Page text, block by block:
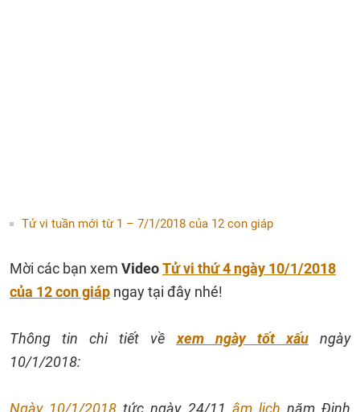
Tử vi tuần mới từ 1 – 7/1/2018 của 12 con giáp
Mời các bạn xem VideoTử vi thứ 4 ngày 10/1/2018
của 12 con giáp ngay tại đây nhé!
Thông tin chi tiết về xem ngày tốt xấungày
10/1/2018:
Ngày 10/1/2018 tức ngày 24/11 âm lịch năm Đinh